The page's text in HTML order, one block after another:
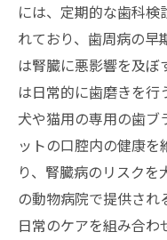
には、定期的な歯科
れており、歯周病の早
は腎臓に悪影響を及ぼ
は日常的に歯磨きを行
犬や猫用の専用の歯ブ
ットの口腔内の健康を
り、腎臓病のリスク
の動物病院で提供され
日常のケアを組み合わ